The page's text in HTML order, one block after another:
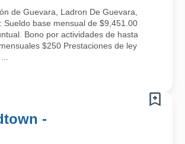
de Guevara, Ladron De Guevara,
Sueldo base mensual de $9,451.00
Bono por actividades de hasta
$250 Prestaciones de ley
-